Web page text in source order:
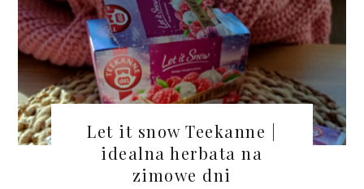
Let it snow Teekanne |
idealna herbata na
zimowe dni